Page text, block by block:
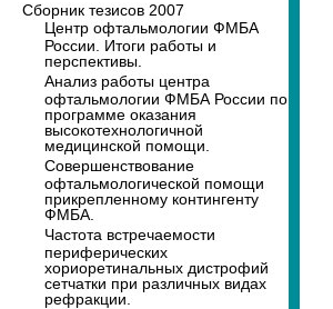
Сборник тезисов 2007
Центр офтальмологии ФМБА
России. Итоги работы и
перспективы.
Анализ работы центра
офтальмологии ФМБА России по
программе оказания
высокотехнологичной
медицинской помощи.
Совершенствование
офтальмологической помощи
прикрепленному контингенту
ФМБА.
Частота встречаемости
периферических
хориоретинальных дистрофий
сетчатки при различных видах
рефракции.